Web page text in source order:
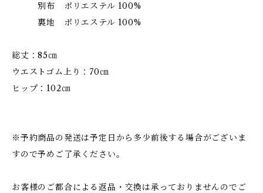
別布 ポリエステル 100%
裏地 ポリエステル 100%
総丈：85㎝
ウエストゴム上り：70㎝
ヒップ：102㎝
※予約商品の発送は予定日から多少前後する場合がございま
すので予めご了承ください。
お客様のご都合による返品・交換は承っておりませんのでご